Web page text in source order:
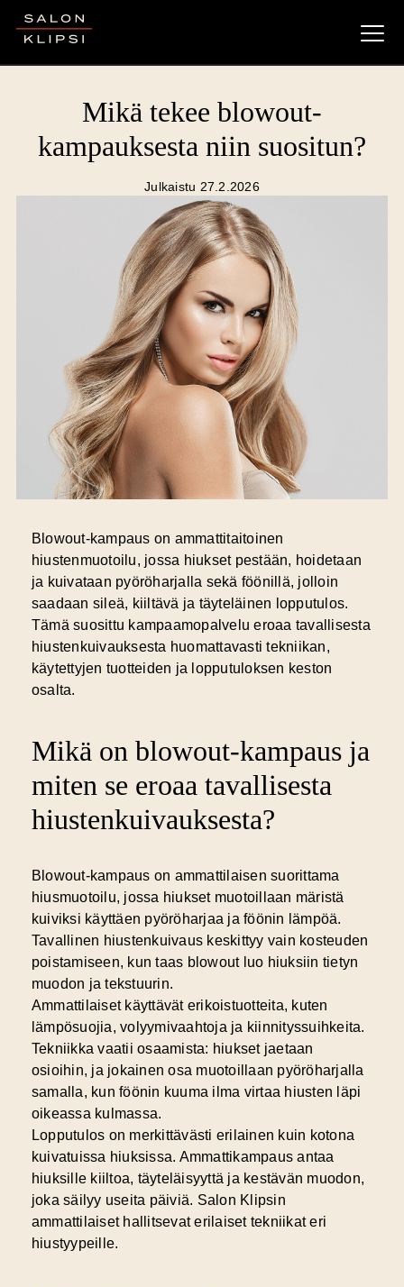
Salon Klipsi
Mikä tekee blowout-
kampauksesta niin suositun?
Julkaistu 27.2.2026
Blowout-kampaus on ammattitaitoinen
hiustenmuotoilu, jossa hiukset pestään, hoidetaan
ja kuivataan pyöröharjalla sekä föönillä, jolloin
saadaan sileä, kiiltävä ja täyteläinen lopputulos.
Tämä suosittu kampaamopalvelu eroaa tavallisesta
hiustenkuivauksesta huomattavasti tekniikan,
käytettyjen tuotteiden ja lopputuloksen keston
osalta.
Mikä on blowout-kampaus ja
miten se eroaa tavallisesta
hiustenkuivauksesta?
Blowout-kampaus on ammattilaisen suorittama
hiusmuotoilu, jossa hiukset muotoillaan märistä
kuiviksi käyttäen pyöröharjaa ja föönin lämpöä.
Tavallinen hiustenkuivaus keskittyy vain kosteuden
poistamiseen, kun taas blowout luo hiuksiin tietyn
muodon ja tekstuurin.
Ammattilaiset käyttävät erikoistuotteita, kuten
lämpösuojia, volyymivaahtoja ja kiinnityssuihkeita.
Tekniikka vaatii osaamista: hiukset jaetaan
osioihin, ja jokainen osa muotoillaan pyöröharjalla
samalla, kun föönin kuuma ilma virtaa hiusten läpi
oikeassa kulmassa.
Lopputulos on merkittävästi erilainen kuin kotona
kuivatuissa hiuksissa. Ammattikampaus antaa
hiuksille kiiltoa, täyteläisyyttä ja kestävän muodon,
joka säilyy useita päiviä. Salon Klipsin
ammattilaiset hallitsevat erilaiset tekniikat eri
hiustyypeille.